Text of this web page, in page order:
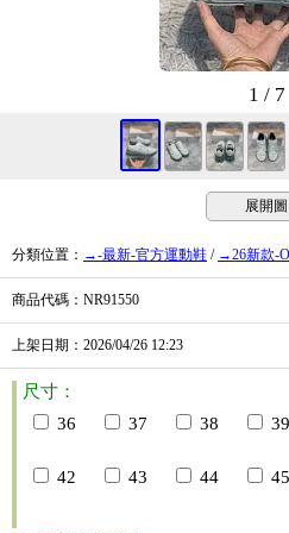
1 / 7
展開圖
分類位置 ： →-最新-官方運動鞋 / →26新款-
商品代碼 ：NR91550
上架日期 ：2026/04/26 12:23
尺寸：
36
37 38 39
42 43 44 45